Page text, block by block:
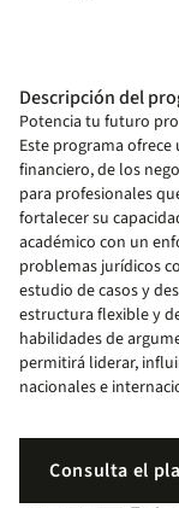
Descripción del
Potencia tu futuro
Este programa
financiero, de los
para profesionales
fortalecer su
académico con un
problemas jurídicos
estudio de casos y
estructura flexible y
habilidades de
permitirá liderar,
nacionales e
Consulta el